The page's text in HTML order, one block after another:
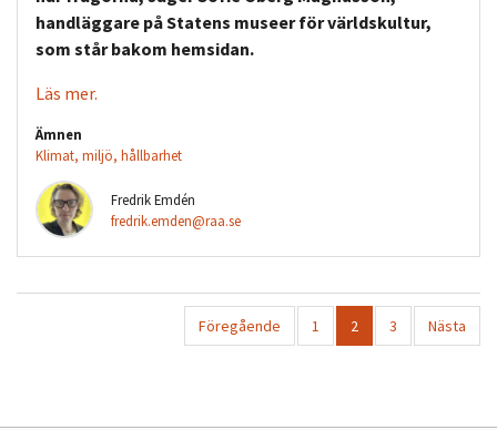
handläggare på Statens museer för världskultur,
som står bakom hemsidan.
Läs mer.
Ämnen
Klimat, miljö, hållbarhet
Fredrik Emdén
fredrik.emden@raa.se
Föregående 1 2 3 Nästa